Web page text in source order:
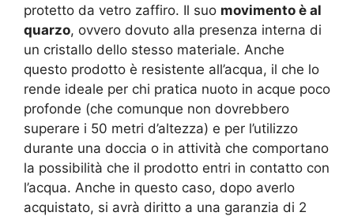
protetto da vetro zaffiro. Il suo movimento è al
quarzo, ovvero dovuto alla presenza interna di
un cristallo dello stesso materiale. Anche
questo prodotto è resistente all’acqua, il che lo
rende ideale per chi pratica nuoto in acque poco
profonde (che comunque non dovrebbero
superare i 50 metri d’altezza) e per l’utilizzo
durante una doccia o in attività che comportano
la possibilità che il prodotto entri in contatto con
l’acqua. Anche in questo caso, dopo averlo
acquistato, si avrà diritto a una garanzia di 2